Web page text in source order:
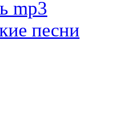
mp3
песни